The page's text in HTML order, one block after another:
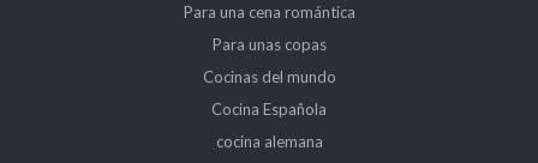
Para una cena romántica
Para unas copas
Cocinas del mundo
Cocina Española
cocina alemana